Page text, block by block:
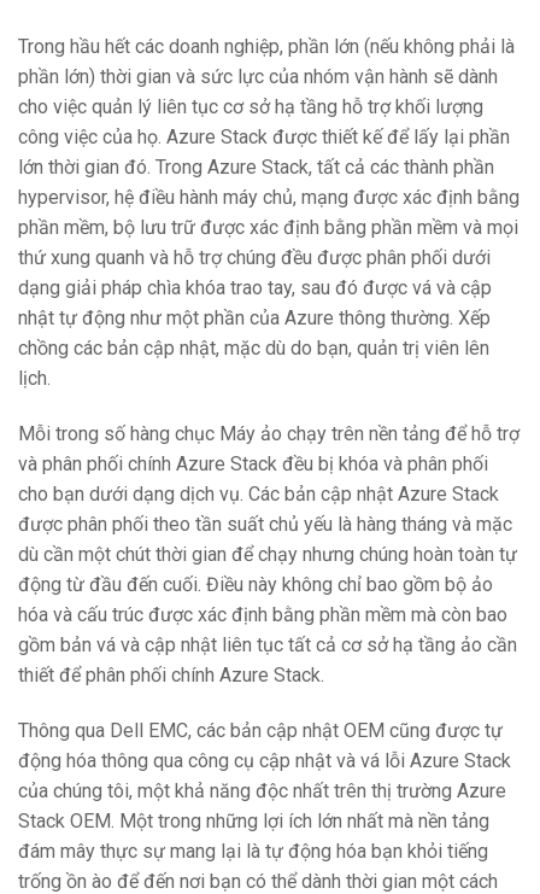
Trong hầu hết các doanh nghiệp, phần lớn (nếu không phải là
phần lớn) thời gian và sức lực của nhóm vận hành sẽ dành
cho việc quản lý liên tục cơ sở hạ tầng hỗ trợ khối lượng
công việc của họ. Azure Stack được thiết kế để lấy lại phần
lớn thời gian đó. Trong Azure Stack, tất cả các thành phần
hypervisor, hệ điều hành máy chủ, mạng được xác định bằng
phần mềm, bộ lưu trữ được xác định bằng phần mềm và mọi
thứ xung quanh và hỗ trợ chúng đều được phân phối dưới
dạng giải pháp chìa khóa trao tay, sau đó được vá và cập
nhật tự động như một phần của Azure thông thường. Xếp
chồng các bản cập nhật, mặc dù do bạn, quản trị viên lên
lịch.
Mỗi trong số hàng chục Máy ảo chạy trên nền tảng để hỗ trợ
và phân phối chính Azure Stack đều bị khóa và phân phối
cho bạn dưới dạng dịch vụ. Các bản cập nhật Azure Stack
được phân phối theo tần suất chủ yếu là hàng tháng và mặc
dù cần một chút thời gian để chạy nhưng chúng hoàn toàn tự
động từ đầu đến cuối. Điều này không chỉ bao gồm bộ ảo
hóa và cấu trúc được xác định bằng phần mềm mà còn bao
gồm bản vá và cập nhật liên tục tất cả cơ sở hạ tầng ảo cần
thiết để phân phối chính Azure Stack.
Thông qua Dell EMC, các bản cập nhật OEM cũng được tự
động hóa thông qua công cụ cập nhật và vá lỗi Azure Stack
của chúng tôi, một khả năng độc nhất trên thị trường Azure
Stack OEM. Một trong những lợi ích lớn nhất mà nền tảng
đám mây thực sự mang lại là tự động hóa bạn khỏi tiếng
trống ồn ào để đến nơi bạn có thể dành thời gian một cách